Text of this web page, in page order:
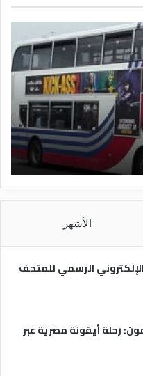
ا
ر
الأشهر
الرسمي للمتحف
رحلة أيقونة مصرية عبر